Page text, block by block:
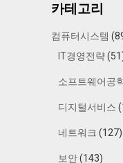
카테고리
컴퓨터시스템
IT경영전략
소프트웨어공
디지털서비스
네트워크 (127)
보안(143)